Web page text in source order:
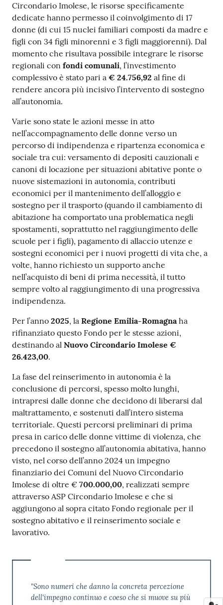
Circondario Imolese, le risorse specificamente
dedicate hanno permesso il coinvolgimento di 17
donne (di cui 15 nuclei familiari composti da madre e
figli con 34 figli minorenni e 3 figli maggiorenni). Dal
momento che risultava possibile integrare le risorse
regionali con fondi comunali, l’investimento
complessivo è stato pari a € 24.756,92 al fine di
rendere ancora più incisivo l’intervento di sostegno
all’autonomia.
Varie sono state le azioni messe in atto
nell’accompagnamento delle donne verso un
percorso di indipendenza e ripartenza economica e
sociale tra cui: versamento di depositi cauzionali e
canoni di locazione per situazioni abitative ponte o
nuove sistemazioni in autonomia, contributi
economici per il mantenimento dell’alloggio e
sostegno per il trasporto (quando il cambiamento di
abitazione ha comportato una problematica negli
spostamenti, soprattutto nel raggiungimento delle
scuole per i figli), pagamento di allaccio utenze e
sostegni economici per i nuovi progetti di vita che, a
volte, hanno richiesto un supporto anche
nell’acquisto di beni di prima necessità, il tutto
sempre volto al raggiungimento di una progressiva
indipendenza.
Per l’anno 2025, la Regione Emilia-Romagnaha
rifinanziato questo Fondo per le stesse azioni,
destinando al Nuovo Circondario Imolese €
26.423,00.
La fase del reinserimento in autonomia è la
conclusione di percorsi, spesso molto lunghi,
intrapresi dalle donne che decidono di liberarsi dal
maltrattamento, e sostenuti dall’intero sistema
territoriale. Questi percorsi preliminari di prima
presa in carico delle donne vittime di violenza, che
precedono il sostegno all’autonomia abitativa, hanno
visto, nel corso dell’anno 2024 un impegno
finanziario dei Comuni del Nuovo Circondario
Imolese di oltre € 700.000,00, realizzati sempre
attraverso ASP Circondario Imolese e che si
aggiungono al sopra citato Fondo regionale per il
sostegno abitativo e il reinserimento sociale e
lavorativo.
"Sono numeri che danno la concreta percezione
dell'impegno continuo e coeso che si muove su più